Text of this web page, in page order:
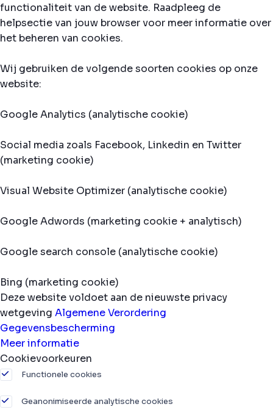
functionaliteit van de website. Raadpleeg de
helpsectie van jouw browser voor meer informatie over
het beheren van cookies.
Wij gebruiken de volgende soorten cookies op onze
website:
Google Analytics (analytische cookie)
Social media zoals Facebook, Linkedin en Twitter
(marketing cookie)
Visual Website Optimizer (analytische cookie)
Google Adwords (marketing cookie + analytisch)
Google search console (analytische cookie)
Bing (marketing cookie)
Deze website voldoet aan de nieuwste privacy
wetgeving Algemene Verordering
Gegevensbescherming
Meer informatie
Cookievoorkeuren
Functionele cookies
Geanonimiseerde analytische cookies